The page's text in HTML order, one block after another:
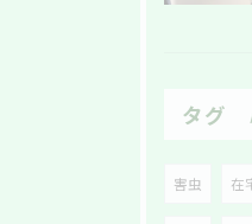
タグ
害虫 在